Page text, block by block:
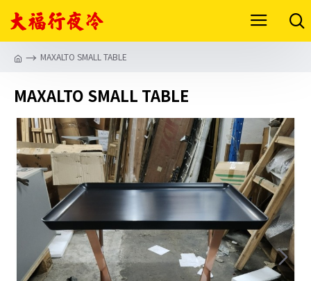
MAXALTO SMALL TABLE
MAXALTO SMALL TABLE